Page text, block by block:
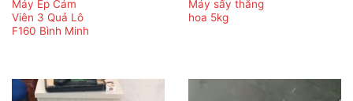
Máy Ép Cám
Viên 3 Quả Lô
F160 Bình Minh
Máy sấy thăng
hoa 5kg